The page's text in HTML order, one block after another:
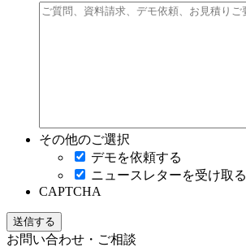
その他のご選択
デモを依頼する
ニュースレターを受け取る
CAPTCHA
お問い合わせ・ご相談